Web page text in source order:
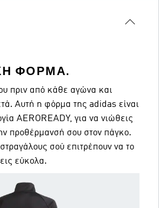
ΦΌΡΜΑ.
πριν από κάθε αγώνα και
Αυτή η φόρμα της adidas είναι
AEROREADY, για να νιώθεις
προθέρμανσή σου στον πάγκο.
σού επιτρέπουν να το
εύκολα.